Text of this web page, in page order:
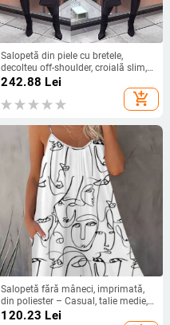
Salopetă din piele cu bretele,
decolteu off-shoulder, croială slim,
mâneci 3/4, amestec poliester-
242.88 Lei
add_shopping_cart
Salopetă fără mâneci, imprimată,
din poliester – Casual, talie medie,
croială dreaptă, lungime trei sferturi,
120.23 Lei